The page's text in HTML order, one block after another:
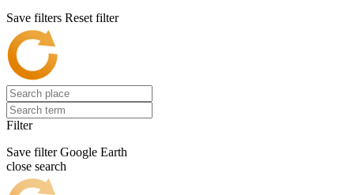
Save filters Reset filter
Filter
Save filter Google Earth
close search